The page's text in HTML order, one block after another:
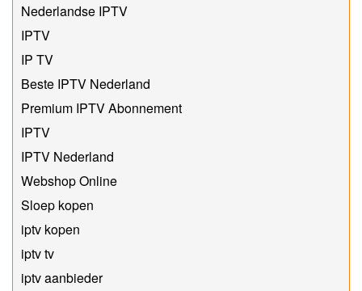
Nederlandse IPTV
IPTV
IP TV
Beste IPTV Nederland
Premium IPTV Abonnement
IPTV
IPTV Nederland
Webshop Online
Sloep kopen
iptv kopen
iptv tv
iptv aanbieder